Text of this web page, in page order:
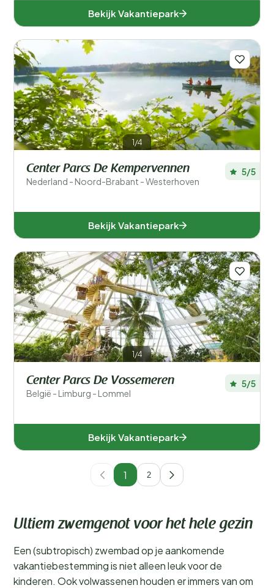
Bekijk Vakantiepark
1/4
Center Parcs De Kempervennen
Nederland - Noord-Brabant - Westerhoven
5/5
Bekijk Vakantiepark
1/4
Center Parcs De Vossemeren
België - Limburg - Lommel
5/5
Bekijk Vakantiepark
1 2
Ultiem zwemgenot voor het hele gezin
Een (subtropisch) zwembad op je aankomende
vakantiebestemming is niet alleen leuk voor de
kinderen. Ook volwassenen houden er immers van om